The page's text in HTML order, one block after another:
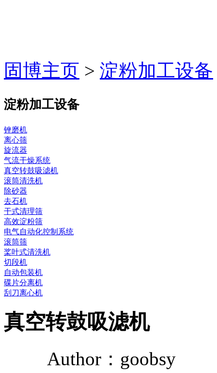
固博主页 > 淀粉加工设备
淀粉加工设备
锉磨机
离心筛
旋流器
气流干燥系统
真空转鼓吸滤机
滚筒清洗机
除砂器
去石机
干式清理筛
高效淀粉筛
电气自动化控制系统
滚筒筛
桨叶式清洗机
切段机
自动包装机
碟片分离机
刮刀离心机
真空转鼓吸滤机
Author：goobsy